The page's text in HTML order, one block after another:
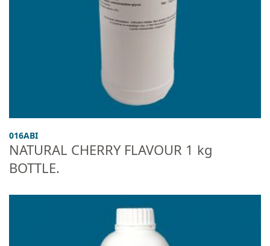
016ABI
NATURAL CHERRY FLAVOUR 1 kg
BOTTLE.